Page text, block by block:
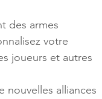
des armes
votre
joueurs et autres
nouvelles alliances